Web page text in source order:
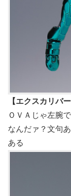
【エクスカリバー
ＯＶＡじゃ左腕
なんだァ？文句
ある